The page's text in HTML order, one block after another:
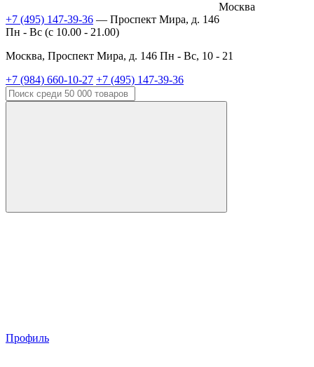
Москва
+7 (495) 147-39-36 — Проспект Мира, д. 146
Пн - Вс (c 10.00 - 21.00)
Москва, Проспект Мира, д. 146 Пн - Вс, 10 - 21
+7 (984) 660-10-27 +7 (495) 147-39-36
Профиль